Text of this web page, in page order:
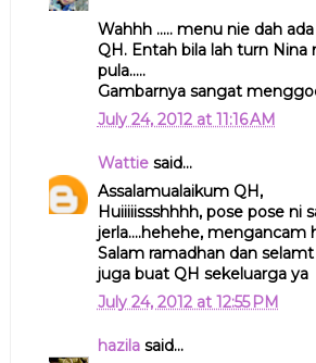
Wahhh ..... menu nie dah
QH. Entah bila lah turn Nina
pula.....
Gambarnya sangat
July 24, 2012 at 11:16 AM
Wattiesaid...
Assalamualaikum QH,
Huiiiiissshhhh, pose pose ni
jerla....hehehe, mengancam
Salam ramadhan dan
juga buat QH sekeluarga ya
July 24, 2012 at 12:55 PM
hazilasaid...